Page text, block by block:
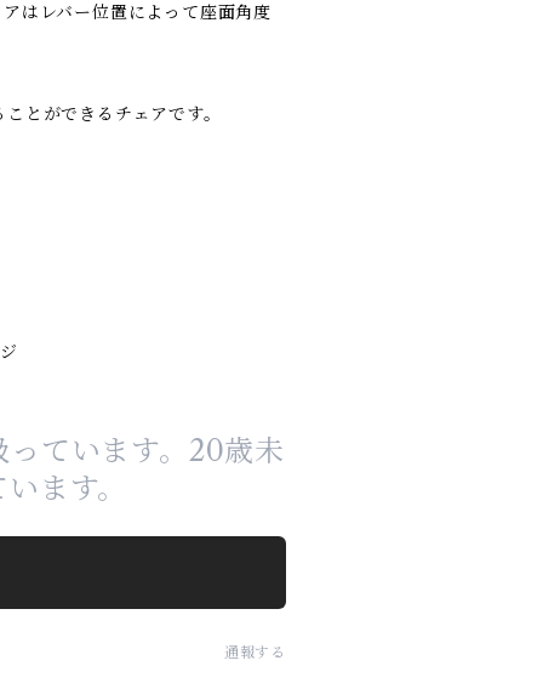
はレバー位置によって座面角度
とができるチェアです。
ています。20歳未
ます。
通報する